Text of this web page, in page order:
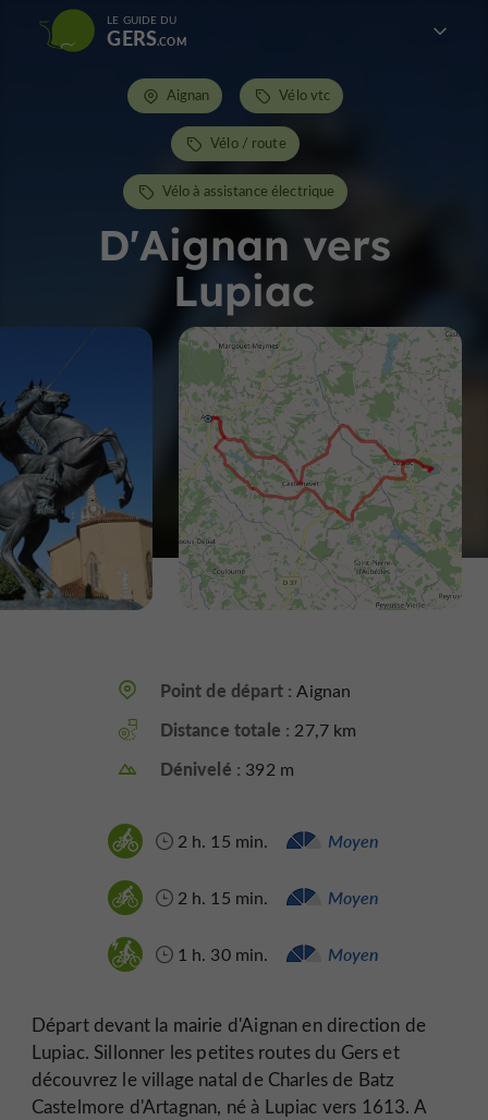
LE GUIDE DU
GERS
D'Aignan vers
Lupiac
Aignan Vélo vtc
Vélo / route
Vélo à assistance électrique
Point de départ :Aignan
Distance totale : 27,7 km
Dénivelé : 392 m
2 h. 15 min. Moyen
2 h. 15 min. Moyen
1 h. 30 min. Moyen
Départ devant la mairie d'Aignan en direction de
Lupiac. Sillonner les petites routes du Gers et
découvrez le village natal de Charles de Batz
Castelmore d'Artagnan, né à Lupiac vers 1613. A